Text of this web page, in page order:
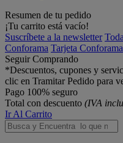
Resumen de tu pedido
¡Tu carrito está vacío!
Suscríbete a la newsletter
Conforama Tarjeta Conforama
Seguir Comprando
*Descuentos, cupones y
clic en Tramitar Pedido para
Pago 100% seguro
Total con descuento (IVA
Ir Al Carrito